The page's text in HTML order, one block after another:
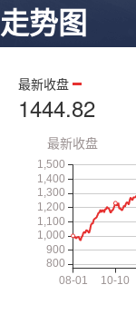
走势图
最新收盘
1444.82